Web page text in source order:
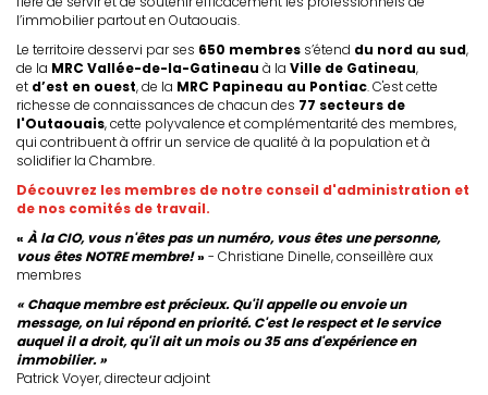
l’immobilier partout en Outaouais.
Le territoire desservi par ses 650 membres s’étend du nord au sud,
de la MRC Vallée-de-la-Gatineau à la Ville de Gatineau,
et d’est en ouest, de la MRC Papineau au Pontiac. C'est cette
richesse de connaissances de chacun des 77 secteurs de
l'Outaouais, cette polyvalence et complémentarité des membres,
qui contribuent à offrir un service de qualité à la population et à
solidifier la Chambre.
Découvrez les membres de notre conseil d'administration et
de nos comités de travail.
« À la CIO, vous n'êtes pas un numéro, vous êtes une personne,
vous êtes NOTRE membre!» - Christiane Dinelle, conseillère aux
membres
« Chaque membre est précieux. Qu'il appelle ou envoie un
message, on lui répond en priorité. C'est le respect et le service
auquel il a droit, qu'il ait un mois ou 35 ans d'expérience en
immobilier. »
Patrick Voyer, directeur adjoint